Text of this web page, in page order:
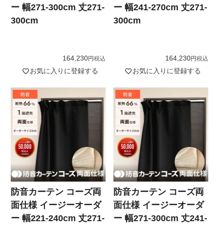
ー 幅271-300cm 丈271-
300cm
164,230 税込
お気に入りに登録する
ー 幅241-270cm 丈271-
300cm
164,230 税込
お気に入りに登録する
防音カーテン コーズ両
面仕様 イージーオーダ
ー 幅221-240cm 丈271-
防音カーテン コーズ両
面仕様 イージーオーダ
ー 幅271-300cm 丈241-